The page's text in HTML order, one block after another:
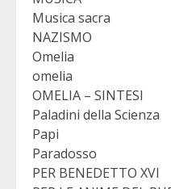
Musica sacra
NAZISMO
Omelia
omelia
OMELIA – SINTESI
Paladini della Scienza
Papi
Paradosso
PER BENEDETTO XVI